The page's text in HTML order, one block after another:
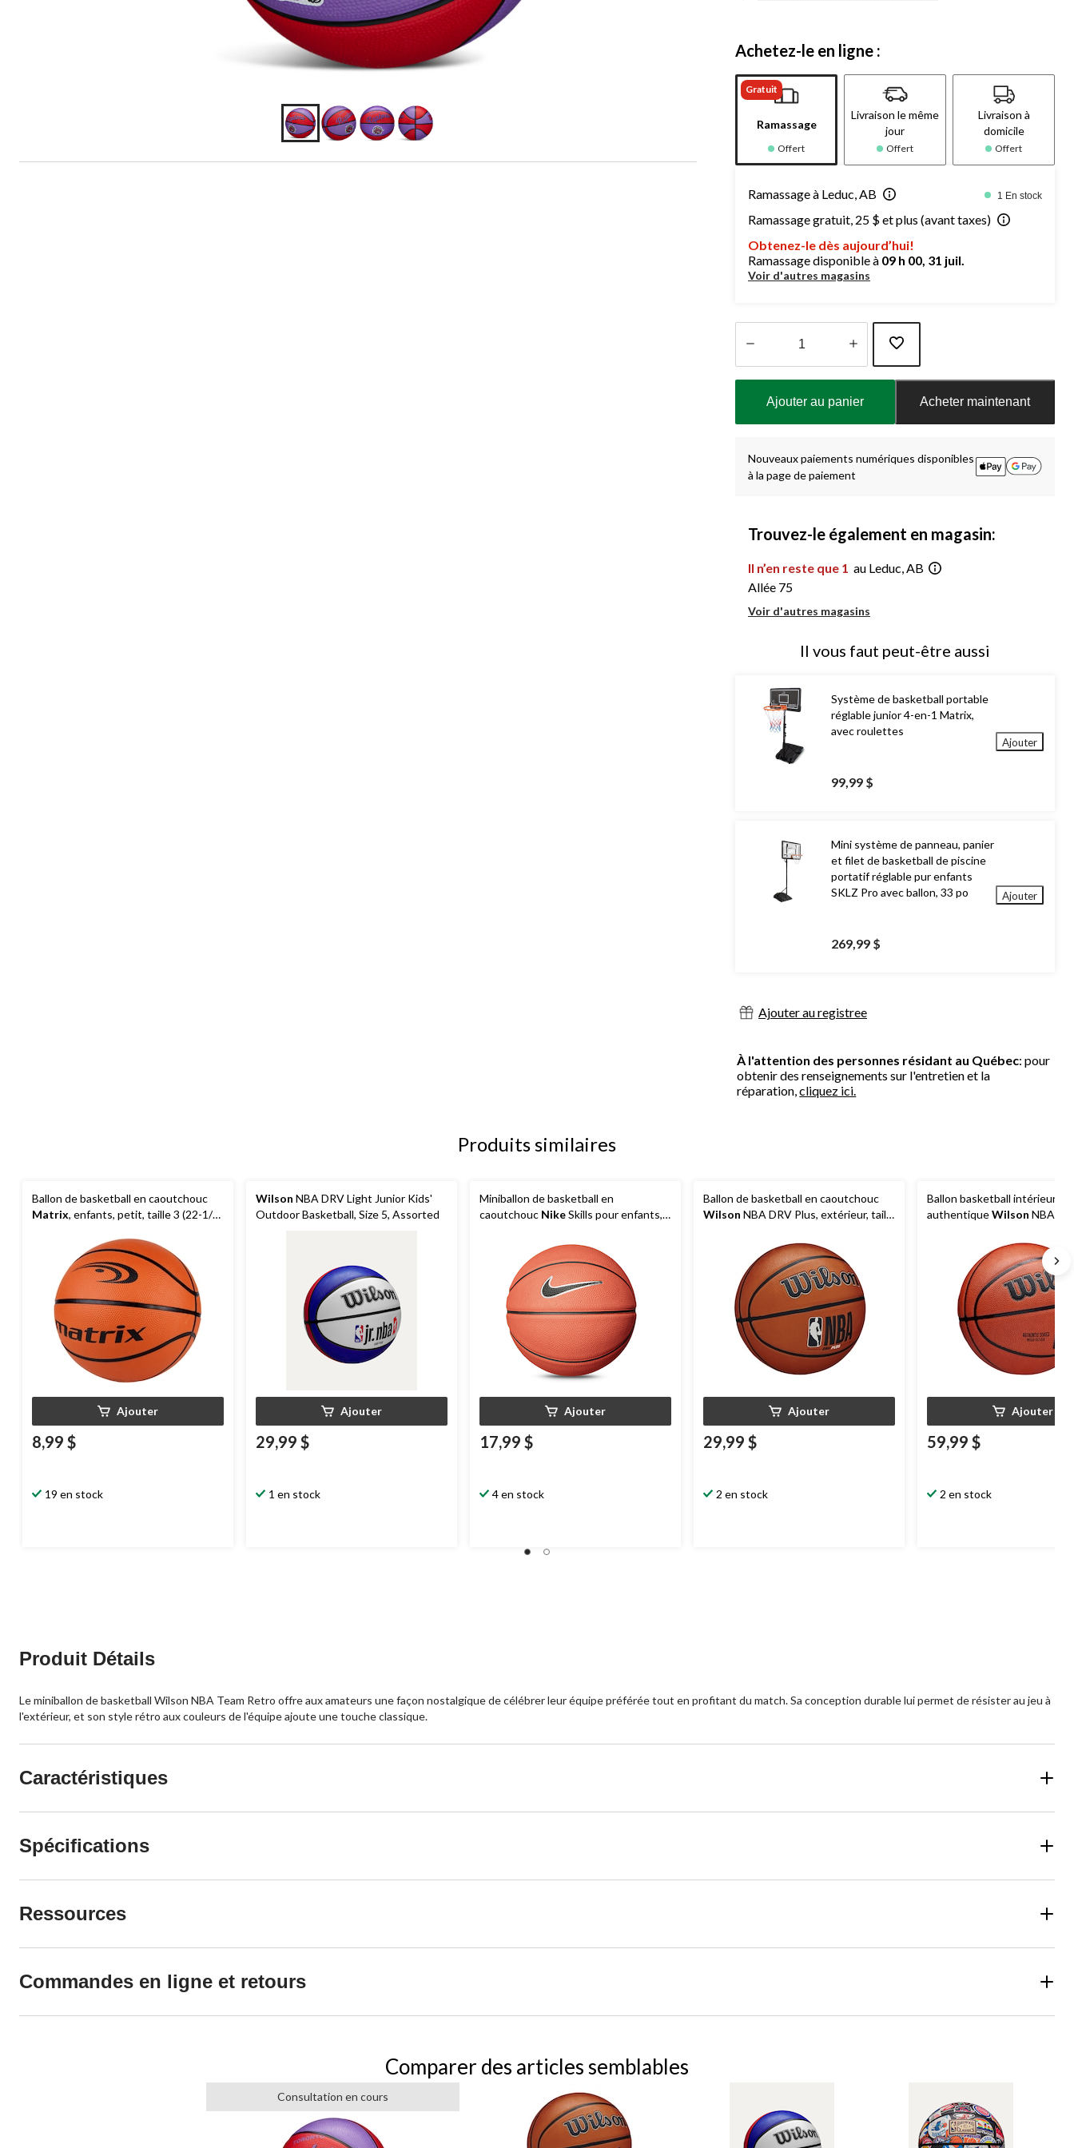
Achetez-le en ligne :
Gratuit
Ramassage
Offert
Livraison le même
jour
Offert
Livraison à
domicile
Offert
Ramassage à Leduc, AB 1 En stock
Ramassage gratuit, 25 $ et plus (avant taxes)
Obtenez-le dès aujourd’hui!
Ramassage disponible à 09 h 00, 31 juil.
Voir d'autres magasins
Ajouter au panier Acheter maintenant
Nouveaux paiements numériques disponibles
à la page de paiement
Trouvez-le également en magasin:
Il n’en reste que 1 au Leduc, AB
Allée 75
Voir d'autres magasins
Il vous faut peut-être aussi
Système de basketball portable
réglable junior 4-en-1 Matrix,
avec roulettes
99,99 $
Ajouter
Mini système de panneau, panier
et filet de basketball de piscine
portatif réglable pur enfants
SKLZ Pro avec ballon, 33 po
269,99 $
Ajouter
Ajouter au registree
À l'attention des personnes résidant au Québec: pour
obtenir des renseignements sur l'entretien et la
réparation,cliquez ici.
Produits similaires
Ballon de basketball en caoutchouc
Matrix, enfants, petit, taille 3 (22-1/2
Ajouter
8,99 $
19 en stock
Wilson NBA DRV Light Junior Kids'
Outdoor Basketball, Size 5, Assorted
Ajouter
29,99 $
1 en stock
Miniballon de basketball en
caoutchouc NikeSkills pour enfants,
ambre/noir/blanc
Ajouter
17,99 $
4 en stock
Ballon de basketball en caoutchouc
Wilson NBA DRV Plus, extérieur, taille
Ajouter
29,99 $
2 en stock
Ballon basketball intérieur/
authentiqueWilson NBA,
Ajouter
59,99 $
2 en stock
Produit Détails
Le miniballon de basketball Wilson NBA Team Retro offre aux amateurs une façon nostalgique de célébrer leur équipe préférée tout en profitant du match. Sa conception durable lui permet de résister au jeu à
l'extérieur, et son style rétro aux couleurs de l'équipe ajoute une touche classique.
Caractéristiques
Spécifications
Ressources
Commandes en ligne et retours
Comparer des articles semblables
Consultation en cours